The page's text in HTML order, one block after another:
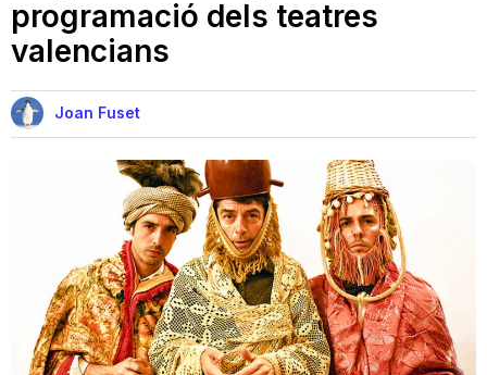
Festivals
Teatre
Internet
programació dels teatres
valencians
Joan Fuset